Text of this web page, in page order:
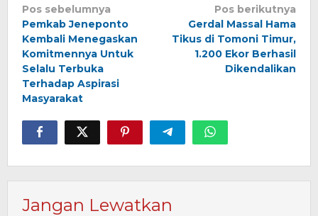
Navigasi
pos
Pos sebelumnya
Pemkab Jeneponto
Kembali Menegaskan
Komitmennya Untuk
Selalu Terbuka
Terhadap Aspirasi
Masyarakat
Pos berikutnya
Gerdal Massal Hama
Tikus di Tomoni Timur,
1.200 Ekor Berhasil
Dikendalikan
Jangan Lewatkan